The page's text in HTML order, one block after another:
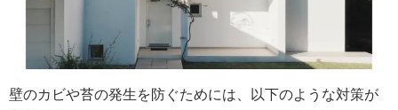
壁のカビや苔の発生を防ぐためには、以下のような対策が